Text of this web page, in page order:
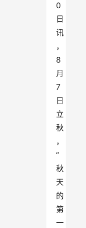
0
日
讯
，
8
月
7
日
立
秋
，
“
秋
天
的
第
一